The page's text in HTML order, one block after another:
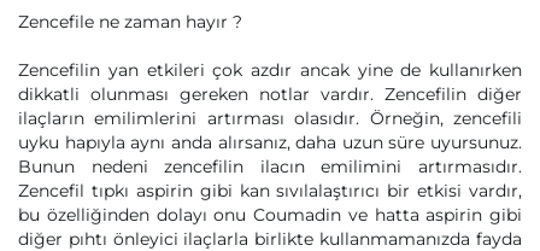
Zencefile ne zaman hayır ?
Zencefilin yan etkileri çok azdır ancak yine de kullanırken
dikkatli olunması gereken notlar vardır. Zencefilin diğer
ilaçların emilimlerini artırması olasıdır. Örneğin, zencefili
uyku hapıyla aynı anda alırsanız, daha uzun süre uyursunuz.
Bunun nedeni zencefilin ilacın emilimini artırmasıdır.
Zencefil tıpkı aspirin gibi kan sıvılalaştırıcı bir etkisi vardır,
bu özelliğinden dolayı onu Coumadin ve hatta aspirin gibi
diğer pıhtı önleyici ilaçlarla birlikte kullanmamanızda fayda